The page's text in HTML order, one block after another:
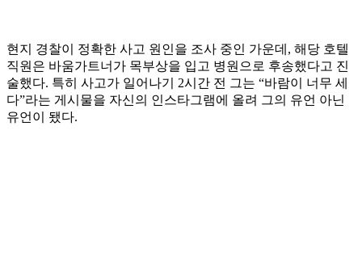
현지 경찰이 정확한 사고 원인을 조사 중인 가운데, 해당 호텔
직원은 바움가트너가 목부상을 입고 병원으로 후송했다고 진
술했다. 특히 사고가 일어나기 2시간 전 그는 “바람이 너무 세
다”라는 게시물을 자신의 인스타그램에 올려 그의 유언 아닌
유언이 됐다.